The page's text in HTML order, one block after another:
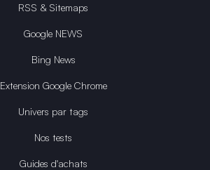
RSS & Sitemaps
Google NEWS
Bing News
Extension Google Chrome
Univers par tags
Nos tests
Guides d'achats